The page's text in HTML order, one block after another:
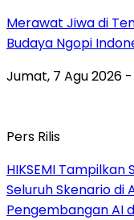
Merawat Jiwa di
Budaya Ngopi
Jumat, 7 Agu 2026 -
Pers Rilis
HIKSEMI
Seluruh Skenario di
Pengembangan AI